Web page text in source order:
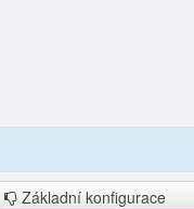
Základní konfigurace